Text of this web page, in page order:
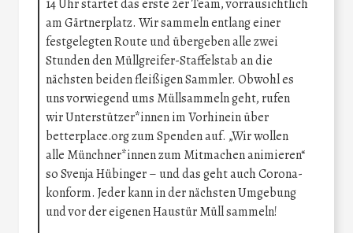
14 Uhr startet das erste 2er Team, vorrausichtlich
am Gärtnerplatz. Wir sammeln entlang einer
festgelegten Route und übergeben alle zwei
Stunden den Müllgreifer-Staffelstab an die
nächsten beiden fleißigen Sammler. Obwohl es
uns vorwiegend ums Müllsammeln geht, rufen
wir Unterstützer*innen im Vorhinein über
betterplace.org zum Spenden auf. „Wir wollen
alle Münchner*innen zum Mitmachen animieren“
so Svenja Hübinger – und das geht auch Corona-
konform. Jeder kann in der nächsten Umgebung
und vor der eigenen Haustür Müll sammeln!